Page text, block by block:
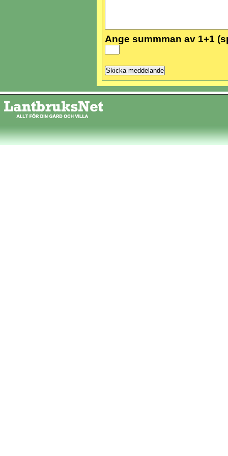
Ange summman av 1+1